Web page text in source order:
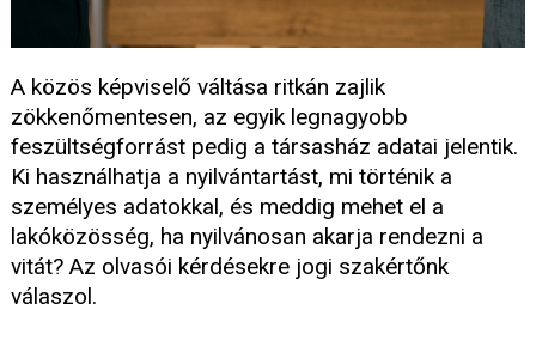
A közös képviselő váltása ritkán zajlik
zökkenőmentesen, az egyik legnagyobb
feszültségforrást pedig a társasház adatai jelentik.
Ki használhatja a nyilvántartást, mi történik a
személyes adatokkal, és meddig mehet el a
lakóközösség, ha nyilvánosan akarja rendezni a
vitát? Az olvasói kérdésekre jogi szakértőnk
válaszol.